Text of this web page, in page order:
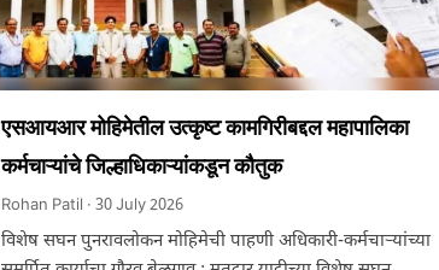
एसआयआर मोहिमेतील उत्कृष्ट कामगिरीबद्दल महापालिका
कर्मचाऱ्यांचे जिल्हाधिकाऱ्यांकडून कौतुक
Rohan Patil · 30 July 2026
विशेष सघन पुनरावलोकन मोहिमेची पाहणी अधिकारी-कर्मचाऱ्यांच्या